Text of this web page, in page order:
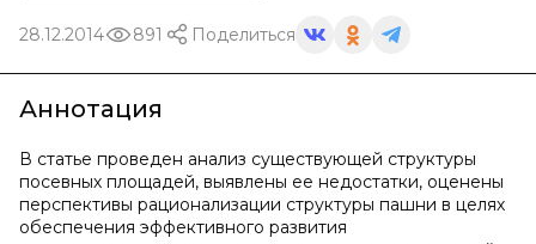
28.12.2014 891 Поделиться
Аннотация
В статье проведен анализ существующей структуры
посевных площадей, выявлены ее недостатки, оценены
перспективы рационализации структуры пашни в целях
обеспечения эффективного развития